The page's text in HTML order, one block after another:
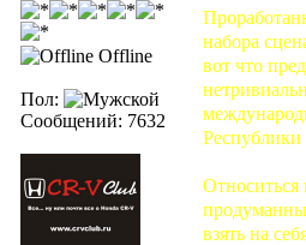
Offline
Пол:
Сообщений: 7632
набора
вот что
Республики
Относиться
взять на